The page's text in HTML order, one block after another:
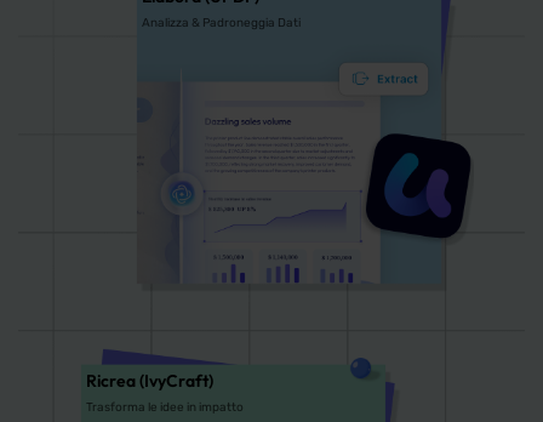
Analizza & Padroneggia Dati
Ricrea (IvyCraft)
Trasforma le idee in impatto